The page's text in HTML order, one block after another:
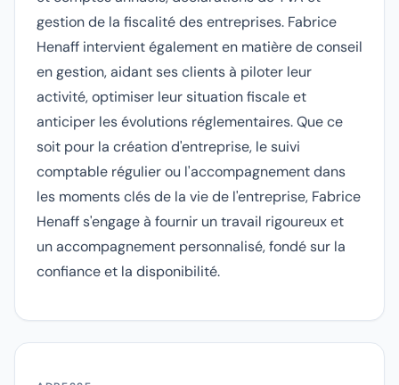
gestion de la fiscalité des entreprises. Fabrice
Henaff intervient également en matière de conseil
en gestion, aidant ses clients à piloter leur
activité, optimiser leur situation fiscale et
anticiper les évolutions réglementaires. Que ce
soit pour la création d'entreprise, le suivi
comptable régulier ou l'accompagnement dans
les moments clés de la vie de l'entreprise, Fabrice
Henaff s'engage à fournir un travail rigoureux et
un accompagnement personnalisé, fondé sur la
confiance et la disponibilité.